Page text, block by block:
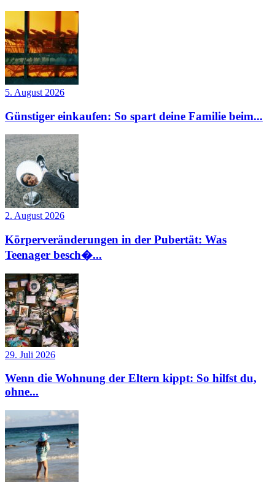
5. August 2026
Günstiger einkaufen: So spart deine Familie beim...
2. August 2026
Körperveränderungen in der Pubertät: Was
Teenager besch�...
29. Juli 2026
Wenn die Wohnung der Eltern kippt: So hilfst du,
ohne...